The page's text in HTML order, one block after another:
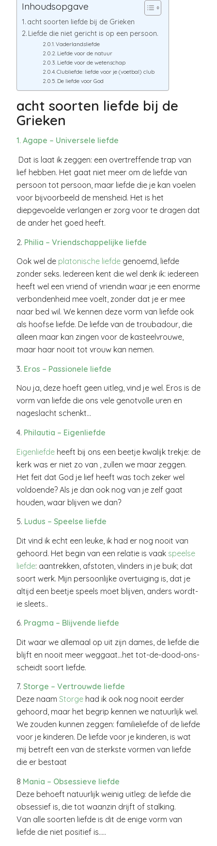
Inhoudsopgave
acht soorten liefde bij de Grieken
Liefde die niet gericht is op een persoon.
Vaderlandsliefde
Liefde voor de natuur
Liefde voor de wetenschap
Clubliefde: liefde voor je (voetbal) club
De liefde voor God
acht soorten liefde bij de
Grieken
1. Agape – Universele liefde
Dat is laat ik zeggen: een overtreffende trap van
lief hebben. Het gaat niet meer om de liefde van
persoon tot persoon, maar liefde die je kan voelen
voor bijvoorbeeld de mensheid. Het is het
diepgevoelde verlangen er zorg voor te dragen dat
de ander het goed heeft.
2. Philia – Vriendschappelijke liefde
Ook wel de platonische liefdegenoemd, liefde
zonder seks. Iedereen kent die wel denk ik: iedereen
heeft wel een vriend of vriendin waar je een enorme
verbondenheid mee voelt, zonder dat je er mee
naar bed wil. We kennen deze vorm van liefde ook
als hoofse liefde. De liefde van de troubadour, die
alleen maar kan zingen voor de kasteelvrouwe,
maar haar nooit tot vrouw kan nemen.
3. Eros – Passionele liefde
Nou ja, deze hoeft geen uitleg, vind je wel. Eros is de
vorm van liefde die ons vele genotvolle uren en
nageslacht schenkt…
4. Philautia – Eigenliefde
Eigenliefdeheeft bij ons een beetje kwalijk trekje: de
kerk was er niet zo van , zullen we maar zeggen.
Het feit dat God je lief heeft was toch zeker wel
voldoende? Als je dan ook nog van je zelf gaat
houden, waar blijven we dan?
5. Ludus – Speelse liefde
Dit vind ik echt een leuke, ik had er nog nooit van
gehoord. Het begin van een relatie is vaak speelse
liefde: aantrekken, afstoten, vlinders in je buik; dat
soort werk. Mijn persoonlijke overtuiging is, dat je
altijd een beetje speels moet blijven, anders wordt-
ie sleets..
6. Pragma – Blijvende liefde
Dit waar we allemaal op uit zijn dames, de liefde die
blijft en nooit meer weggaat…het tot-de-dood-ons-
scheidt soort liefde.
7. Storge – Vertrouwde liefde
Deze naam Storgehad ik ook nog nooit eerder
gehoord, maar het begrip kennen we natuurlijk wel.
We zouden kunnen zeggen: familieliefde of de liefde
voor je kinderen. De liefde voor je kinderen, is wat
mij betreft een van de sterkste vormen van liefde
die er bestaat
8 Mania – Obsessieve liefde
Deze behoeft natuurlijk weinig uitleg: de liefde die
obsessief is, die tot waanzin drijft of stalking.
Van alle soorten liefde is dit de enige vorm van
liefde die niet positief is…..